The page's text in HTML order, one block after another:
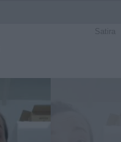
Satira